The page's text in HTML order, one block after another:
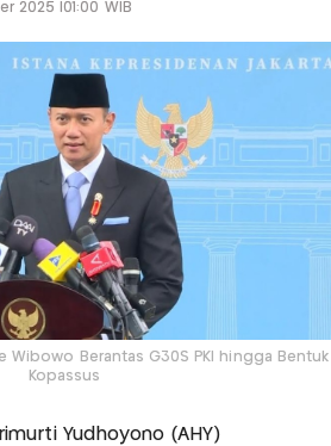
2025 |01:00 WIB
Wibowo Berantas G30S PKI hingga Bentuk
Kopassus
Yudhoyono (AHY)